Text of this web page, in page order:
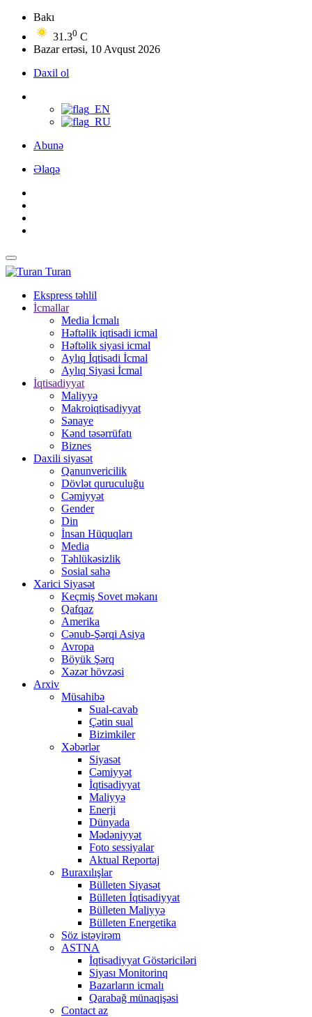
Bakı
31.30 C
Bazar ertəsi, 10 Avqust 2026
Daxil ol
Abunə
Əlaqə
Turan
Ekspress təhlil
İcmallar
Media İcmalı
Həftəlik iqtisadi icmal
Həftəlik siyasi icmal
Aylıq İqtisadi İcmal
Aylıq Siyasi İcmal
İqtisadiyyat
Maliyyə
Makroiqtisadiyyat
Sənaye
Kənd təsərrüfatı
Biznes
Daxili siyasət
Qanunvericilik
Dövlət quruculuğu
Cəmiyyət
Gender
Din
İnsan Hüquqları
Media
Təhlükəsizlik
Sosial sahə
Xarici Siyasət
Keçmiş Sovet məkanı
Qafqaz
Amerika
Cənub-Şərqi Asiya
Avropa
Böyük Şərq
Xəzər hövzəsi
Arxiv
Müsahibə
Sual-cavab
Çətin sual
Bizimkiler
Xəbərlər
Siyasət
Cəmiyyət
İqtisadiyyat
Maliyyə
Enerji
Dünyada
Mədəniyyət
Foto sessiyalar
Aktual Reportaj
Buraxılışlar
Bülleten Siyasət
Bülleten İqtisadiyyat
Bülleten Maliyyə
Bülleten Energetika
Söz istəyirəm
ASTNA
İqtisadiyyat Göstəriciləri
Siyası Monitorinq
Bazarların icmalı
Qarabağ münaqişəsi
Contact az